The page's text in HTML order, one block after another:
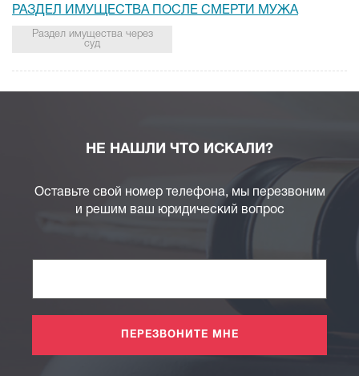
РАЗДЕЛ ИМУЩЕСТВА ПОСЛЕ СМЕРТИ МУЖА
Раздел имущества через
суд
НЕ НАШЛИ ЧТО ИСКАЛИ?
Оставьте свой номер телефона, мы перезвоним
и решим ваш юридический вопрос
ПЕРЕЗВОНИТЕ МНЕ